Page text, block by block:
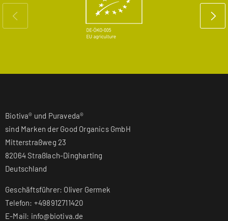
Biotiva® und Puraveda®
sind Marken der Good Organics GmbH
Mitterstraßweg 23
82064 Straßlach-Dingharting
Deutschland
Geschäftsführer: Oliver Germek
Telefon: +498912711420
E-Mail: info@biotiva.de